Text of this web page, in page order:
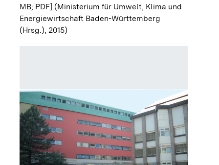
MB; PDF] (Ministerium für Umwelt, Klima und
Energiewirtschaft Baden-Württemberg
(Hrsg.), 2015)